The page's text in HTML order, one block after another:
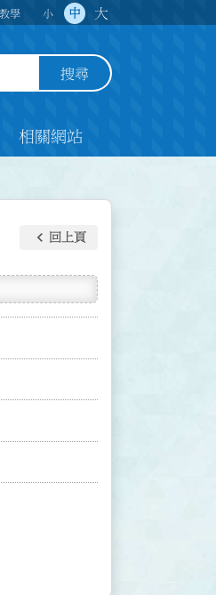
學 小 中 大
搜尋
相關網站
keyboard_arrow_left 回上頁